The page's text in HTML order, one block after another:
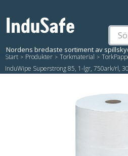
Start / Produkter / Torkmaterial /
InduWipe Superstrong 85, 1-lgr, 750ark/rl,